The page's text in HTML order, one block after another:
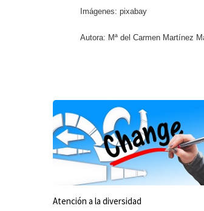
Imágenes: pixabay
Autora: Mª del Carmen Martínez
Atención a la diversidad